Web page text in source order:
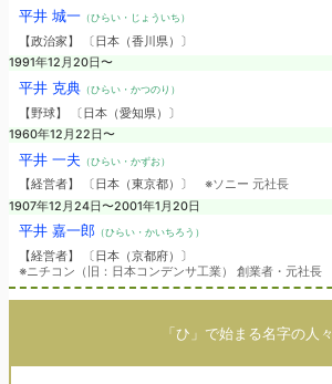
平井 城一（ひらい・じょういち）
【政治家】 〔日本（香川県）〕
1991年12月20日〜
平井 克典（ひらい・かつのり）
【野球】 〔日本（愛知県）〕
1960年12月22日〜
平井 一夫 （ひらい・かずお）
【経営者】 〔日本（東京都）〕 ※ソニー 元社長
1907年12月24日〜2001年1月20日
平井 嘉一郎（ひらい・かいちろう）
【経営者】 〔日本（京都府）〕
※ニチコン（旧：日本コンデンサ工業） 創業者・元社長
「ひ」で始まる名字の人々